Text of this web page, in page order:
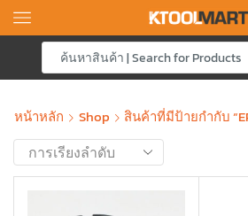
หน้าหลัก Shop สินค้าที่มีป้ายกำกับ